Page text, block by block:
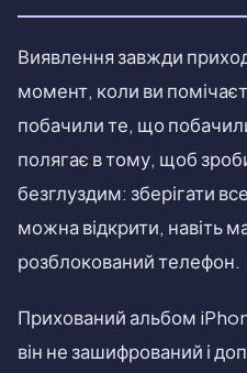
Виявлення завжди
момент, коли ви
побачили те, що
полягає в тому, щоб
безглуздим: зберігати
можна відкрити, навіть
розблокований телефон.
Прихований альбом
він не зашифрований і